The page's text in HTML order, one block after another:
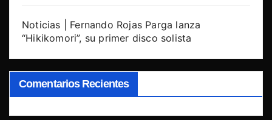
Noticias | Fernando Rojas Parga lanza
“Hikikomori”, su primer disco solista
Comentarios Recientes